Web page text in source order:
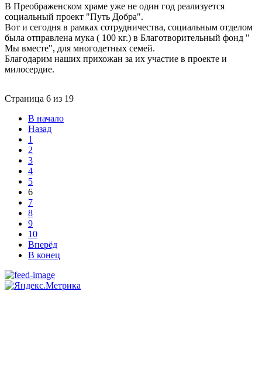
В Преображенском храме уже не один год реализуется
социальный проект "Путь Добра".
Вот и сегодня в рамках сотрудничества, социальным отделом
была отправлена мука ( 100 кг.) в Благотворительный фонд "
Мы вместе", для многодетных семей.
Благодарим наших прихожан за их участие в проекте и
милосердие.
Страница 6 из 19
В начало
Назад
1
2
3
4
5
6
7
8
9
10
Вперёд
В конец